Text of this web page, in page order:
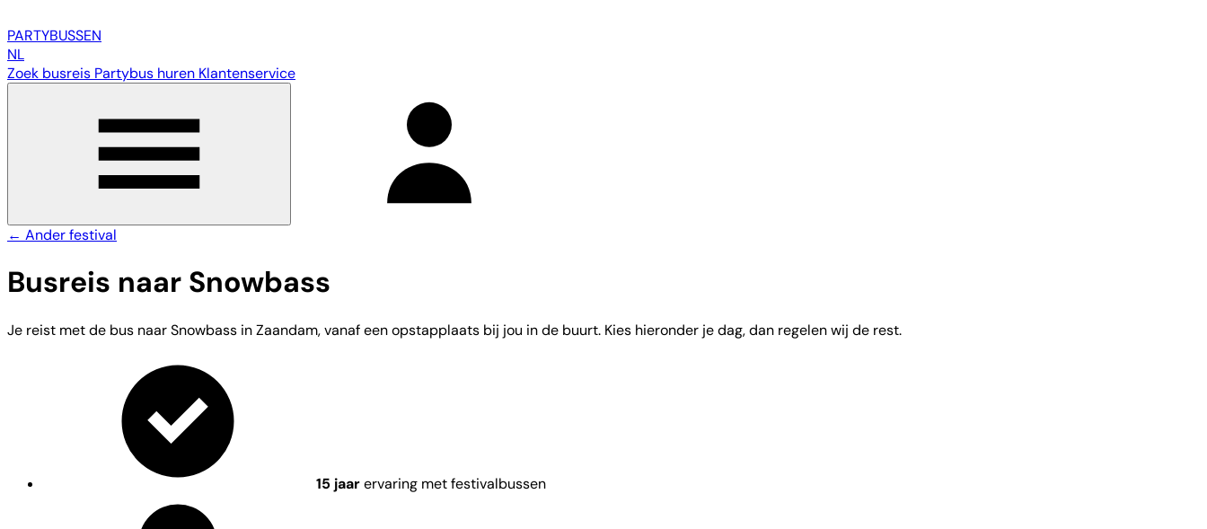
PARTYBUSSEN
NL
Zoek busreis Partybus huren Klantenservice
← Ander festival
Busreis naar Snowbass
Je reist met de bus naar Snowbass in Zaandam, vanaf een opstapplaats bij jou in de buurt. Kies hieronder je dag, dan regelen wij de rest.
15 jaarervaring met festivalbussen